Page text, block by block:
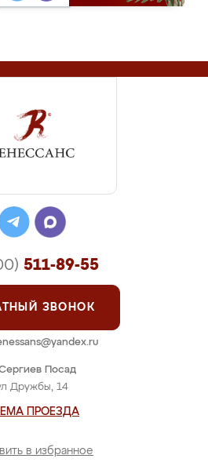
Посад
Дружбы, 14
ПРОЕЗДА
в избранное
511-89-55
ЗВОНОК